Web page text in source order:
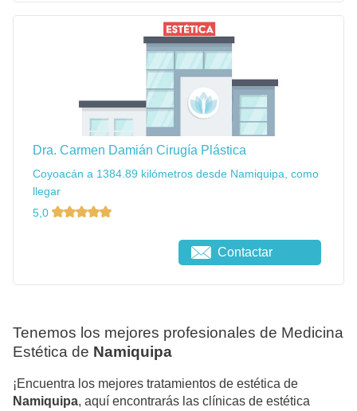
Dra. Carmen Damián Cirugía Plástica
Coyoacán a 1384.89 kilómetros desde Namiquipa, como
llegar
5,0
Contactar
Tenemos los mejores profesionales de Medicina
Estética de Namiquipa
¡Encuentra los mejores tratamientos de estética de
Namiquipa, aquí encontrarás las clínicas de estética